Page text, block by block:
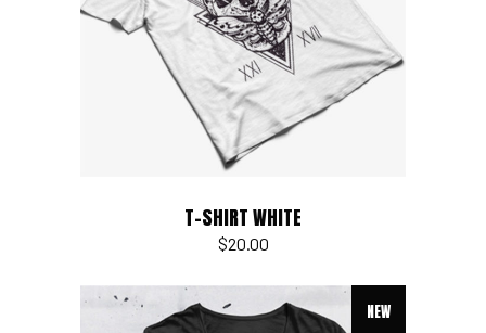
Add to cart
T-SHIRT WHITE
$20.00
NEW